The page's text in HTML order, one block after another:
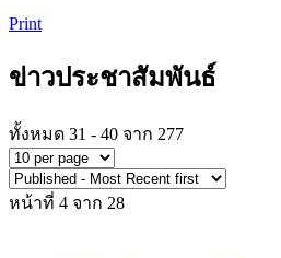
Print
ข่าวประชาสัมพันธ์
ทั้งหมด 31 - 40 จาก 277
หน้าที่ 4 จาก 28